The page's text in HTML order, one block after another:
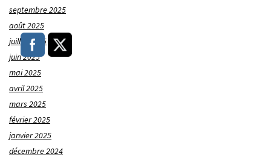
septembre 2025
août 2025
juillet 2025
juin 2025
mai 2025
avril 2025
mars 2025
février 2025
janvier 2025
décembre 2024